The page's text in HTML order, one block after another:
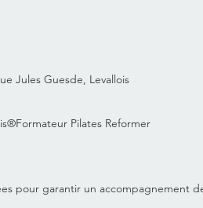
Jules Guesde, Levallois
Pilates Reformer
pour garantir un accompagnement